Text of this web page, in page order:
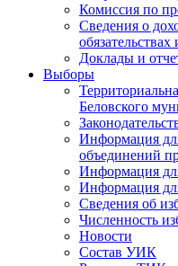
Комиссия по
Сведения о
Доклады и
Выборы
Беловского
Информация
объединений
Информация
Информация
Сведения об
Численность
Новости
Состав УИК